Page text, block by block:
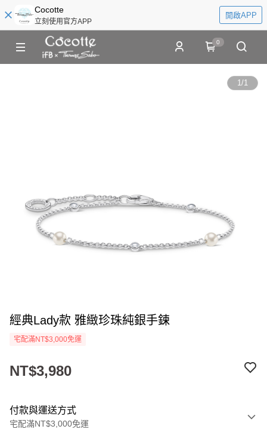
Cocotte
立刻使用官方APP
開啟APP
0
1/1
經典Lady款 雅緻珍珠純銀手鍊
宅配滿NT$3,000免運
NT$3,980
付款與運送方式
宅配滿NT$3,000免運